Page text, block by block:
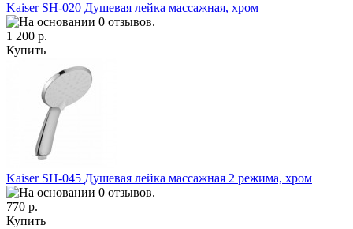
Kaiser SH-020 Душевая лейка массажная, хром
1 200 р.
Купить
Kaiser SH-045 Душевая лейка массажная 2 режима, хром
770 р.
Купить